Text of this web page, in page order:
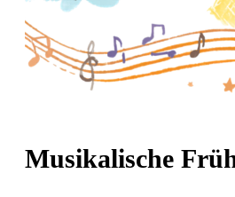
Musikalische